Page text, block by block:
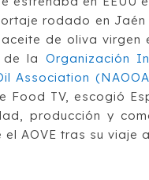
rodado en
de oliva
de la Organización
Association
Food TV, escogió
producción y
AOVE tras su viaje